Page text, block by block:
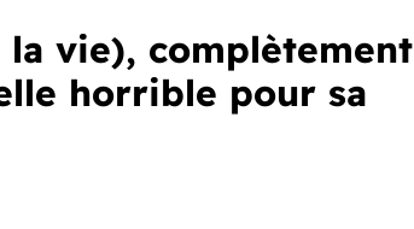
la vie), complètement
horrible pour sa